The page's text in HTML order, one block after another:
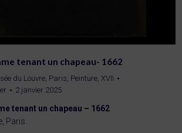
tenant un chapeau- 1662
du Louvre, Paris, Peinture, XVII
2 janvier 2025
tenant un chapeau – 1662
Paris.